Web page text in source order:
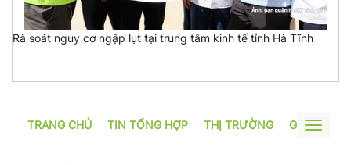
Rà soát nguy cơ ngập lụt tại trung tâm kinh tế tỉnh Hà Tĩnh
TRANG CHỦ TIN TỔNG HỢP THỊ TRƯỜNG GƯƠNG
Toggle